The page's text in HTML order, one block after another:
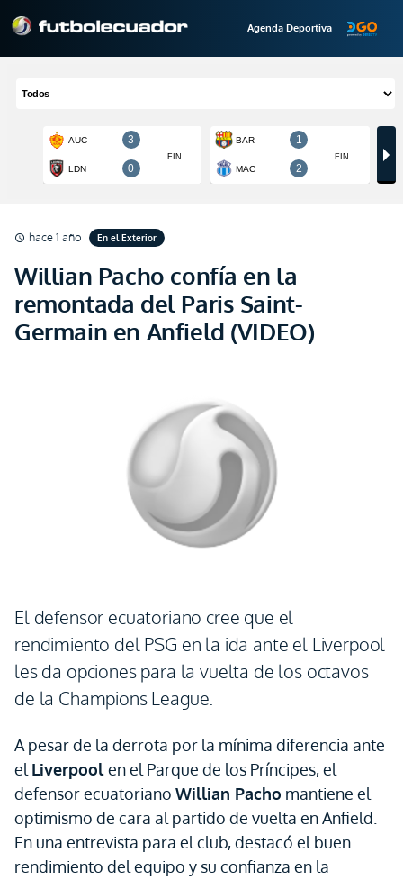
Agenda Deportiva
schedule hace 1 año En el Exterior
Willian Pacho confía en la
remontada del Paris Saint-
Germain en Anfield (VIDEO)
El defensor ecuatoriano cree que el
rendimiento del PSG en la ida ante el Liverpool
les da opciones para la vuelta de los octavos
de la Champions League.
A pesar de la derrota por la mínima diferencia ante
el Liverpoolen el Parque de los Príncipes, el
defensor ecuatoriano Willian Pacho mantiene el
optimismo de cara al partido de vuelta en Anfield.
En una entrevista para el club, destacó el buen
rendimiento del equipo y su confianza en la